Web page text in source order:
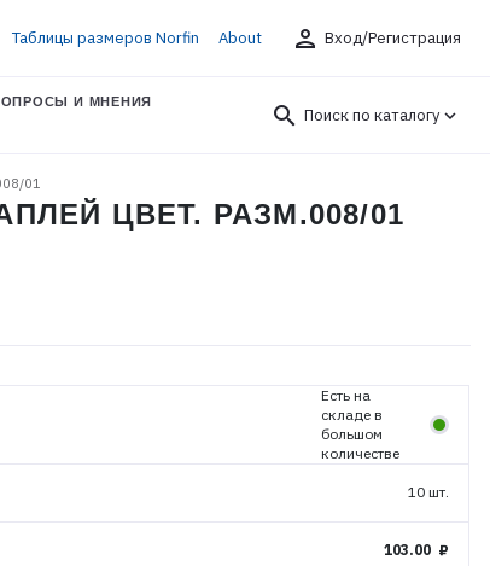
Таблицы размеров Norfin About person Вход/Регистрация
И МНЕНИЯ
search Поиск по каталогу
01
ЦВЕТ. РАЗМ.008/01
Есть на
складе в
большом
количестве
10 шт.
103.00 ₽